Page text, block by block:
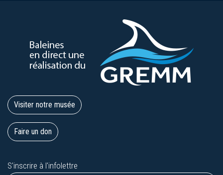
Visiter notre musée
Faire un don
S'inscrire à l'infolettre